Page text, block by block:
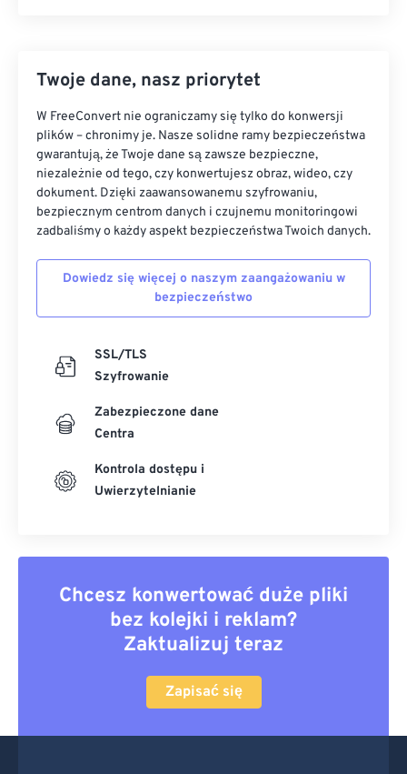
Twoje dane, nasz priorytet
W FreeConvert nie ograniczamy się tylko do konwersji
plików – chronimy je. Nasze solidne ramy bezpieczeństwa
gwarantują, że Twoje dane są zawsze bezpieczne,
niezależnie od tego, czy konwertujesz obraz, wideo, czy
dokument. Dzięki zaawansowanemu szyfrowaniu,
bezpiecznym centrom danych i czujnemu monitoringowi
zadbaliśmy o każdy aspekt bezpieczeństwa Twoich danych.
Dowiedz się więcej o naszym zaangażowaniu w
bezpieczeństwo
SSL/TLS
Szyfrowanie
Zabezpieczone dane
Centra
Kontrola dostępu i
Uwierzytelnianie
Chcesz konwertować duże pliki
bez kolejki i reklam?
Zaktualizuj teraz
Zapisać się